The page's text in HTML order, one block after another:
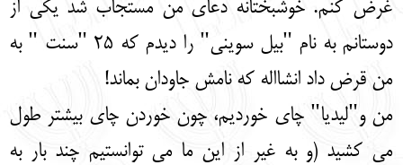
غرض کنم. خوشبختانه دعای من مستجاب شد یکی از
دوستانم به نام "بیل سوینی" را دیدم که 25 "سنت " به
من قرض داد انشااله که نامش جاودان بماند!
من و"لیدیا" چای خوردیم، چون خوردن چای بیشتر طول
می کشید (و به غیر از این ما می توانستیم چند بار به